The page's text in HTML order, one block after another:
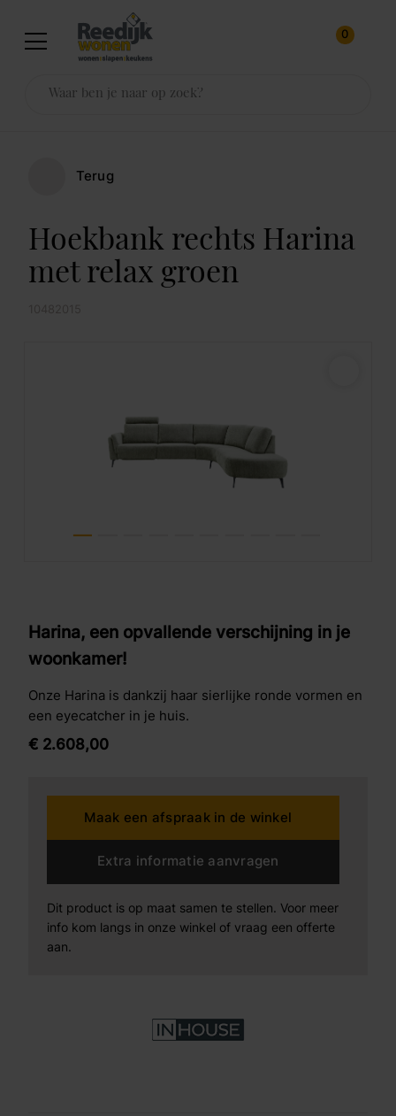
0
Terug
Hoekbank rechts Harina
met relax groen
Harina, een opvallende verschijning in je
woonkamer!
Onze Harina is dankzij haar sierlijke ronde vormen en
een eyecatcher in je huis.
€ 2.608,00
Maak een afspraak in de winkel
Extra informatie aanvragen
Dit product is op maat samen te stellen. Voor meer
info kom langs in onze winkel of vraag een offerte
aan.